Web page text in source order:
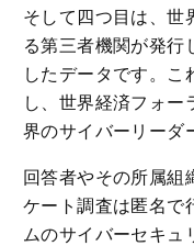
そして四つ目は、世
る第三者機関が発行
したデータです。こ
し、世界経済フォー
界のサイバーリーダ
回答者やその所属組
ケート調査は匿名で
ムのサイバーセキ